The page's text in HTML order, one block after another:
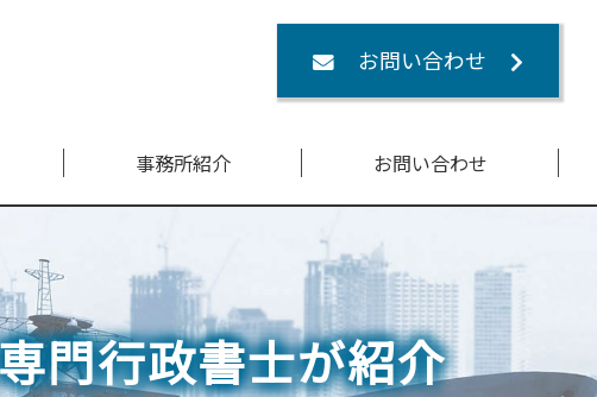
お問い合わせ
事務所紹介 お問い合わせ
門行政書士が紹介